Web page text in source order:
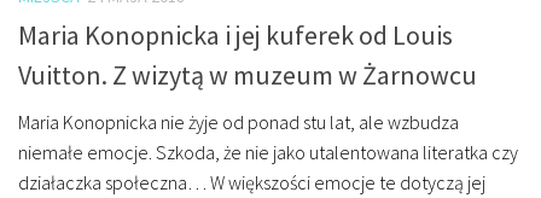
Maria Konopnicka i jej kuferek od Louis
Vuitton. Z wizytą w muzeum w Żarnowcu
Maria Konopnicka nie żyje od ponad stu lat, ale wzbudza
niemałe emocje. Szkoda, że nie jako utalentowana literatka czy
działaczka społeczna… W większości emocje te dotyczą jej